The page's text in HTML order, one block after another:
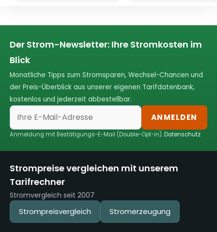
Der Strom-Newsletter: Ihre Stromkosten im
Blick
Monatliche Tipps zum Stromsparen, Wechsel-Chancen und
der Preis-Überblick aus unserer eigenen Tarifdatenbank,
kostenlos und jederzeit abbestellbar.
ANMELDEN
Anmeldung mit Bestätigungs-E-Mail (Double-Opt-in).Datenschutz
Strompreise vergleichen mit unserem
Tarifrechner
Stromvergleich seit 2007
Strompreisvergleich Stromerzeugung